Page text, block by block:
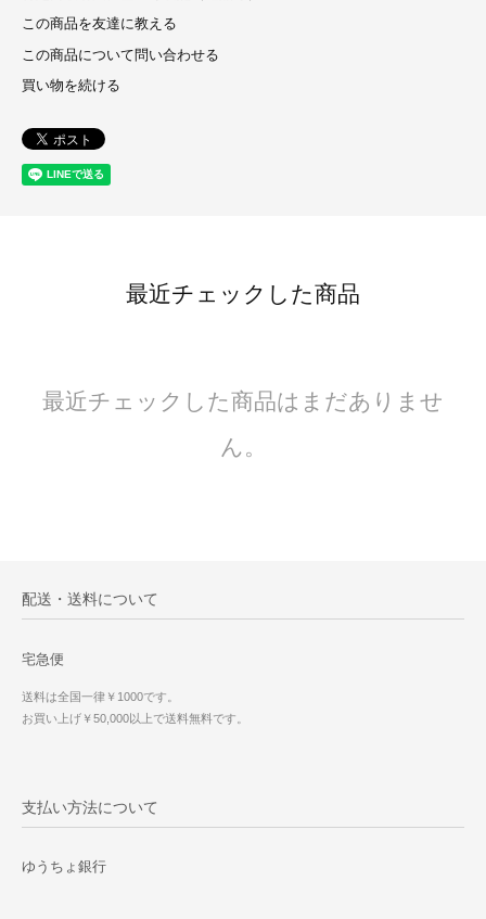
この商品を友達に教える
この商品について問い合わせる
買い物を続ける
最近チェックした商品
最近チェックした商品はまだありませ
ん。
配送・送料について
宅急便
送料は全国一律￥1000です。
お買い上げ￥50,000以上で送料無料です。
支払い方法について
ゆうちょ銀行